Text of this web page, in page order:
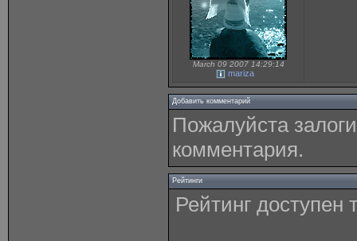
March 09 2007 14:29:14
mariza
Добавить комментарий
Пожалуйста
комментария.
Рейтинги
Рейтинг доступен